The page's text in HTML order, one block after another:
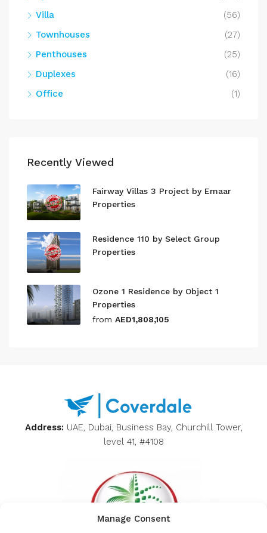
Manage Consent
Villa
(56)
Townhouses
(27)
Penthouses
(25)
Duplexes
(16)
Office
(1)
Recently Viewed
Fairway Villas 3 Project by Emaar
Properties
Residence 110 by Select Group
Properties
Ozone 1 Residence by Object 1
Properties
from AED1,808,105
Address: UAE, Dubai, Business Bay, Churchill Tower,
level 41, #4108